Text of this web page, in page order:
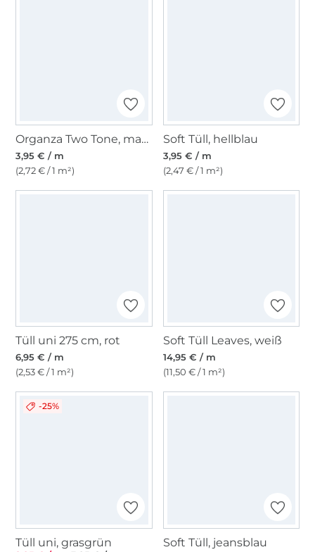
Organza Two Tone, marineblau-schwarz
3,95 € / m
(2,72 € / 1 m²)
Soft Tüll, hellblau
3,95 € / m
(2,47 € / 1 m²)
Tüll uni 275 cm, rot
6,95 € / m
(2,53 € / 1 m²)
Soft Tüll Leaves, weiß
14,95 € / m
(11,50 € / 1 m²)
-25%
Tüll uni, grasgrün Soft Tüll, jeansblau